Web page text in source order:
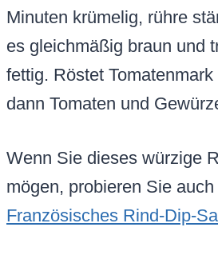
Minuten krümelig, rühre
es gleichmäßig braun und
fettig. Röstet
dann Tomaten und
Wenn Sie dieses würzige
mögen, probieren Sie
Französisches Rind-Dip-